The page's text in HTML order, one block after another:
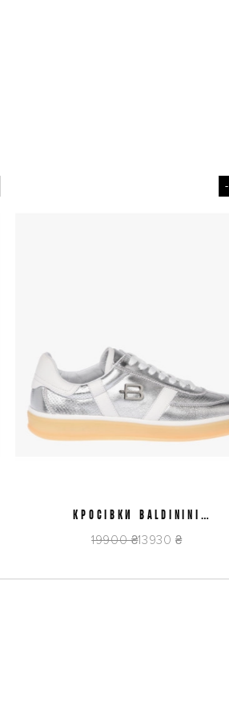
-30%
38
КРОСІВКИ BALDININI
19900 ₴13930 ₴